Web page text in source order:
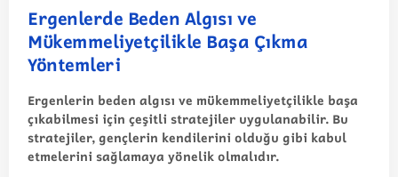
Ergenlerde Beden Algısı ve
Mükemmeliyetçilikle Başa Çıkma
Yöntemleri
Ergenlerin beden algısı ve mükemmeliyetçilikle başa
çıkabilmesi için çeşitli stratejiler uygulanabilir. Bu
stratejiler, gençlerin kendilerini olduğu gibi kabul
etmelerini sağlamaya yönelik olmalıdır.